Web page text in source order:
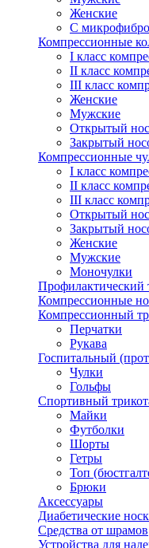
Женские
С
Компрессионные
I класс
II класс
III класс
Женские
Мужские
Открытый
Закрытый
Компрессионные
I класс
II класс
III класс
Открытый
Закрытый
Женские
Мужские
Моночулки
Профилактический
Компрессионные
Компрессионный
Перчатки
Рукава
Госпитальный
Чулки
Гольфы
Спортивный
Майки
Футболки
Шорты
Гетры
Топ
Брюки
Аксессуары
Диабетические
Средства от шрамов
Устройства для